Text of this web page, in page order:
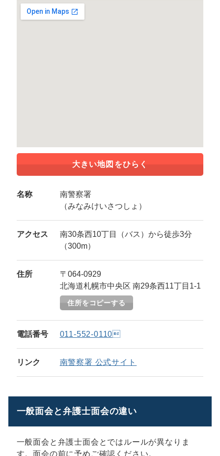
大きい地図をひらく
名称
南警察署
（みなみけいさつしょ）
アクセス
南30条西10丁目（バス）から徒歩3分
（300m）
住所
〒064-0929
北海道札幌市中央区 南29条西11丁目1-1
住所をコピーする
電話番号 011-552-0110
リンク 南警察署 公式サイト
一般面会と弁護士面会の違い
一般面会と弁護士面会とではルールが異なりま
す。面会の前に予めご確認ください。